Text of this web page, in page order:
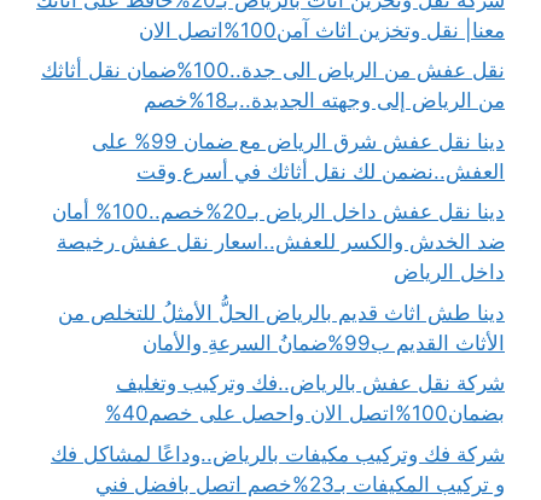
معنا| نقل وتخزين اثاث آمن100%اتصل الان
نقل عفش من الرياض الى جدة..100%ضمان نقل أثاثك
من الرياض إلى وجهته الجديدة..بـ18%خصم
دينا نقل عفش شرق الرياض مع ضمان 99% على
العفش..نضمن لك نقل أثاثك في أسرع وقت
دينا نقل عفش داخل الرياض بـ20%خصم..100% أمان
ضد الخدش والكسر للعفش..اسعار نقل عفش رخيصة
داخل الرياض
دينا طش اثاث قديم بالرياض الحلُّ الأمثلُ للتخلص من
الأثاث القديم ب99%ضمانُ السرعةِ والأمان
شركة نقل عفش بالرياض..فك وتركيب وتغليف
بضمان100%اتصل الان واحصل على خصم40%
شركة فك وتركيب مكيفات بالرياض..وداعًا لمشاكل فك
و تركيب المكيفات بـ23%خصم اتصل بافضل فني